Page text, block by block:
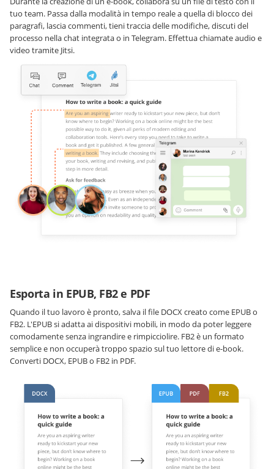
tuo team. Passa dalla modalità in tempo reale a quella di blocco dei
paragrafi, lascia commenti, tieni traccia delle modifiche, discuti del
processo nella chat integrata o in Telegram. Effettua chiamate audio e
video tramite Jitsi.
Esporta in EPUB, FB2 e PDF
Quando il tuo lavoro è pronto, salva il file DOCX creato come EPUB o
FB2. L'EPUB si adatta ai dispositivi mobili, in modo da poter leggere
comodamente senza ingrandire e rimpicciolire. FB2 è un formato
semplice e non occuperà troppo spazio sul tuo lettore di e-book.
Converti DOCX, EPUB o FB2 in PDF.